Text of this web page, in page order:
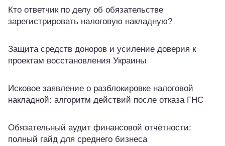
Кто ответчик по делу об обязательстве
зарегистрировать налоговую накладную?
Защита средств доноров и усиление доверия к
проектам восстановления Украины
Исковое заявление о разблокировке налоговой
накладной: алгоритм действий после отказа ГНС
Обязательный аудит финансовой отчётности:
полный гайд для среднего бизнеса